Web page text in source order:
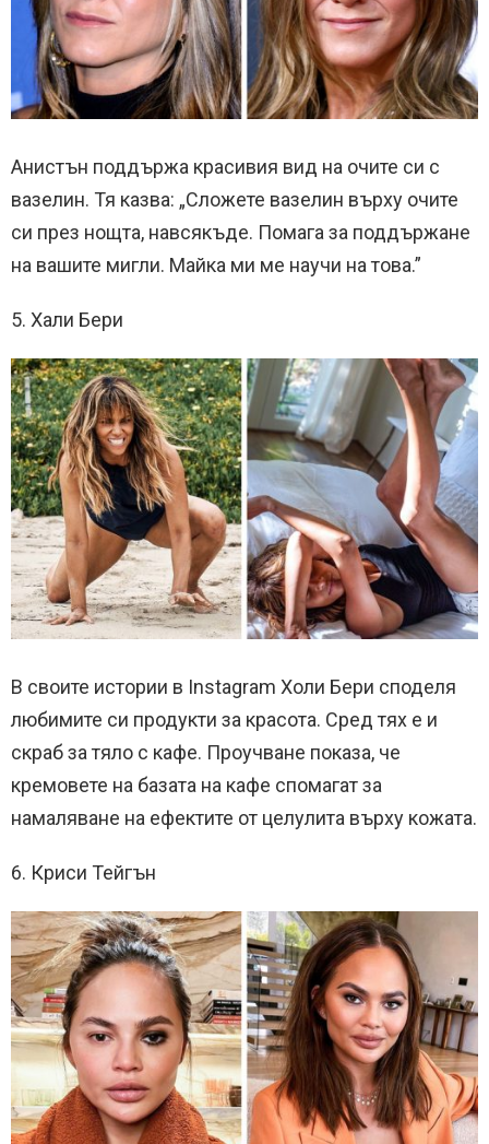
Анистън поддържа красивия вид на очите си с
вазелин. Тя казва: „Сложете вазелин върху очите
си през нощта, навсякъде. Помага за поддържане
на вашите мигли. Майка ми ме научи на това.”
5. Хали Бери
В своите истории в Instagram Холи Бери споделя
любимите си продукти за красота. Сред тях е и
скраб за тяло с кафе. Проучване показа, че
кремовете на базата на кафе спомагат за
намаляване на ефектите от целулита върху кожата.
6. Криси Тейгън